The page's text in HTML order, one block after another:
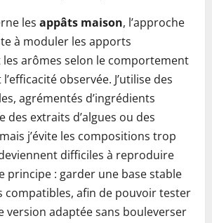
les appâts maison, l’approche
à moduler les apports
arômes selon le comportement
observée. J’utilise des
agrémentés d’ingrédients
des extraits d’algues ou des
j’évite les compositions trop
difficiles à reproduire
principe : garder une base stable
compatibles, afin de pouvoir tester
version adaptée sans bouleverser